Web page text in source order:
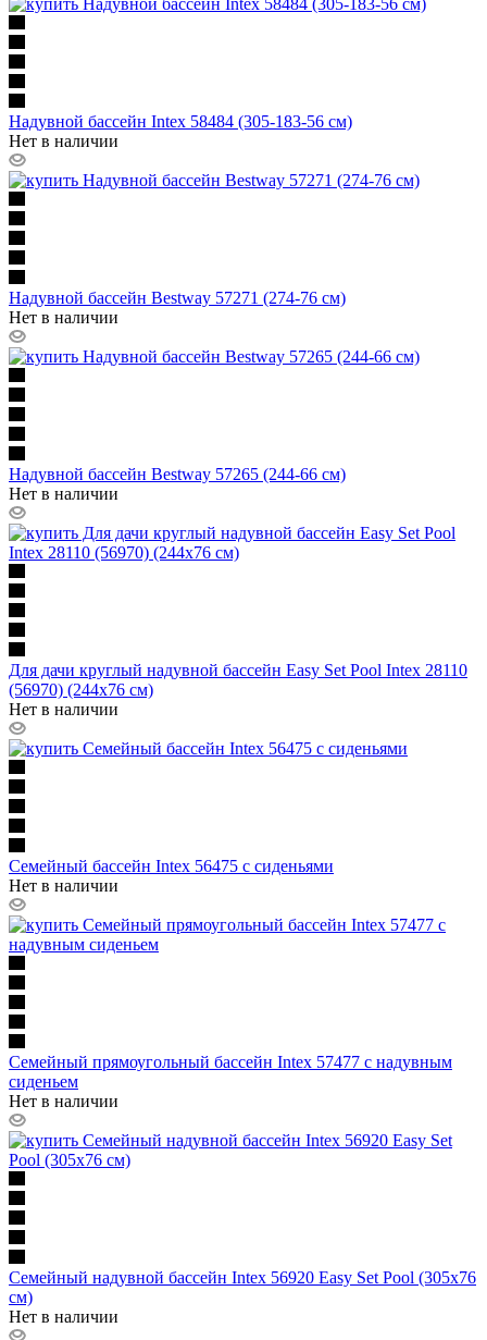
Надувной бассейн Intex 58484 (305-183-56 см)
Нет в наличии
Надувной бассейн Bestway 57271 (274-76 см)
Нет в наличии
Надувной бассейн Bestway 57265 (244-66 см)
Нет в наличии
Для дачи круглый надувной бассейн Easy Set Pool Intex 28110
(56970) (244х76 см)
Нет в наличии
Семейный бассейн Intex 56475 с сиденьями
Нет в наличии
Семейный прямоугольный бассейн Intex 57477 с надувным
сиденьем
Нет в наличии
Семейный надувной бассейн Intex 56920 Easy Set Pool (305х76
см)
Нет в наличии